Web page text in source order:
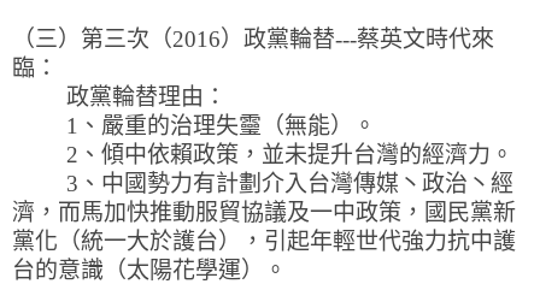
（三）第三次（2016）政黨輪替---蔡英文時代來
臨：
政黨輪替理由：
1、嚴重的治理失𩆜（無能）。
2、傾中依賴政策，並未提升台灣的經濟力。
3、中國勢力有計劃介入台灣傳媒丶政治丶經
濟，而馬加快推動服貿協議及一中政策，國民黨新
黨化（統一大於護台），引起年輕世代強力抗中護
台的意識（太陽花學運）。